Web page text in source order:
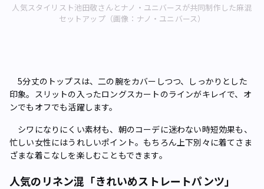
人気スタイリスト池田敬さんとナノ・ユニバースが共同制作した麻混
セットアップ（画像：ナノ・ユニバース）
5分丈のトップスは、二の腕をカバーしつつ、しっかりとした
印象。スリットの入ったロングスカートのラインがキレイで、オ
ンでもオフでも活躍します。
シワになりにくい素材も、朝のコーデに迷わない時短効果も、
忙しい女性にはうれしいポイント。もちろん上下別々に着てさま
ざまな着こなしを楽しむこともできます。
人気のリネン混「きれいめストレートパンツ」